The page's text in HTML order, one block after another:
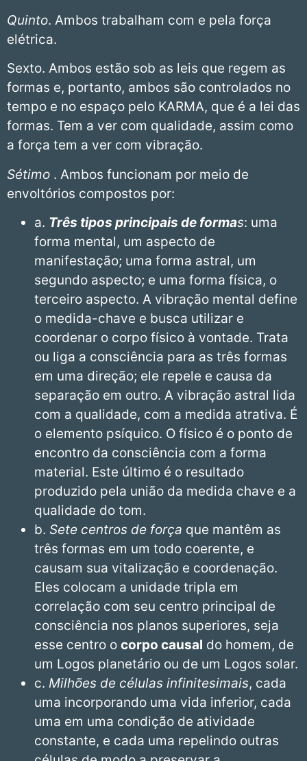
Quinto. Ambos trabalham com e pela força
elétrica.
Sexto. Ambos estão sob as leis que regem as
formas e, portanto, ambos são controlados no
tempo e no espaço pelo KARMA, que é a lei das
formas. Tem a ver com qualidade, assim como
a força tem a ver com vibração.
Sétimo . Ambos funcionam por meio de
envoltórios compostos por:
a. Três tipos principais de formas: uma
forma mental, um aspecto de
manifestação; uma forma astral, um
segundo aspecto; e uma forma física, o
terceiro aspecto. A vibração mental define
o medida-chave e busca utilizar e
coordenar o corpo físico à vontade. Trata
ou liga a consciência para as três formas
em uma direção; ele repele e causa da
separação em outro. A vibração astral lida
com a qualidade, com a medida atrativa. É
o elemento psíquico. O físico é o ponto de
encontro da consciência com a forma
material. Este último é o resultado
produzido pela união da medida chave e a
qualidade do tom.
b. Sete centros de força que mantêm as
três formas em um todo coerente, e
causam sua vitalização e coordenação.
Eles colocam a unidade tripla em
correlação com seu centro principal de
consciência nos planos superiores, seja
esse centro o corpo causal do homem, de
um Logos planetário ou de um Logos solar.
c. Milhões de células infinitesimais, cada
uma incorporando uma vida inferior, cada
uma em uma condição de atividade
constante, e cada uma repelindo outras